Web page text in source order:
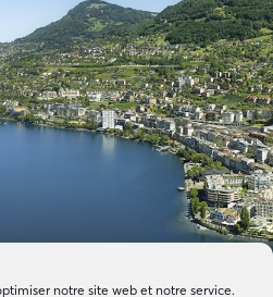
notre site web et notre service.